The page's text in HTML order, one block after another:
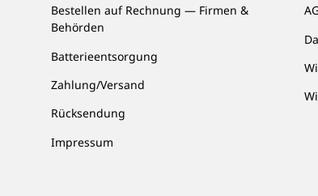
Bestellen auf Rechnung — Firmen &
Behörden
Batterieentsorgung
Zahlung/Versand
Rücksendung
Impressum